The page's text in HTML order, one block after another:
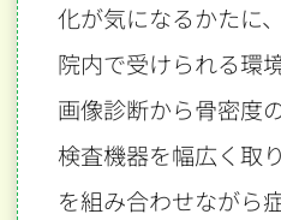
化が気になるかたに、
院内で受けられる環
画像診断から骨密度
検査機器を幅広く取り
を組み合わせながら